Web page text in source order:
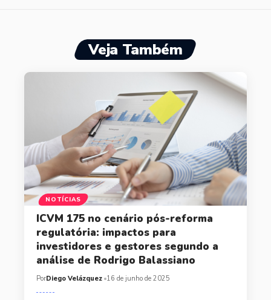
Veja Também
NOTÍCIAS
ICVM 175 no cenário pós-reforma
regulatória: impactos para
investidores e gestores segundo a
análise de Rodrigo Balassiano
PorDiego Velázquez 16 de junho de 2025